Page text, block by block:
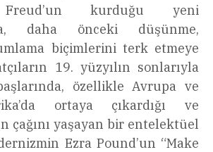
kurduğu yeni
daha önceki düşünme,
biçimlerini terk etmeye
19. yüzyılın sonlarıyla
özellikle Avrupa ve
ortaya çıkardığı ve
çağını yaşayan bir entelektüel
Ezra Pound’un “Make